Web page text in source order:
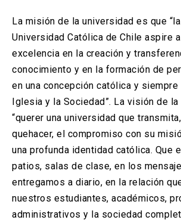
La misión de la universidad es que
Universidad Católica de Chile aspire
excelencia en la creación y
conocimiento y en la formación de
en una concepción católica y
Iglesia y la Sociedad”. La visión de la
“querer una universidad que
quehacer, el compromiso con su
una profunda identidad católica. Que
patios, salas de clase, en los
entregamos a diario, en la relación
nuestros estudiantes, académicos,
administrativos y la sociedad